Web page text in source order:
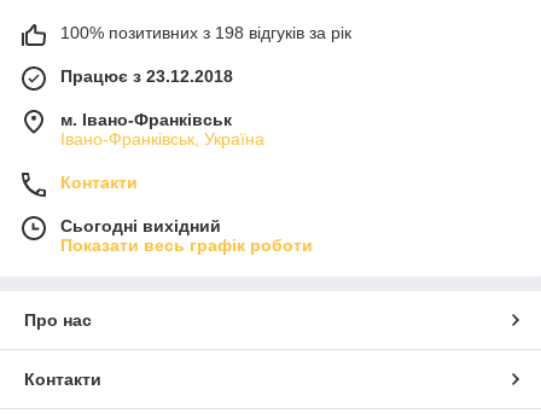
100% позитивних з 198 відгуків за рік
Працює з 23.12.2018
м. Івано-Франківськ
Івано-Франківськ, Україна
Контакти
Сьогодні вихідний
Показати весь графік роботи
Про нас
Контакти